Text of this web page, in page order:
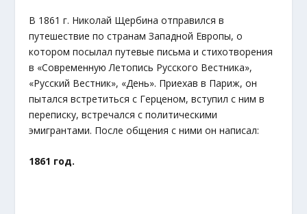
В 1861 г. Николай Щербина отправился в
путешествие по странам Западной Европы, о
котором посылал путевые письма и стихотворения
в «Современную Летопись Русского Вестника»,
«Русский Вестник», «День». Приехав в Париж, он
пытался встретиться с Герценом, вступил с ним в
переписку, встречался с политическими
эмигрантами. После общения с ними он написал:
1861 год.